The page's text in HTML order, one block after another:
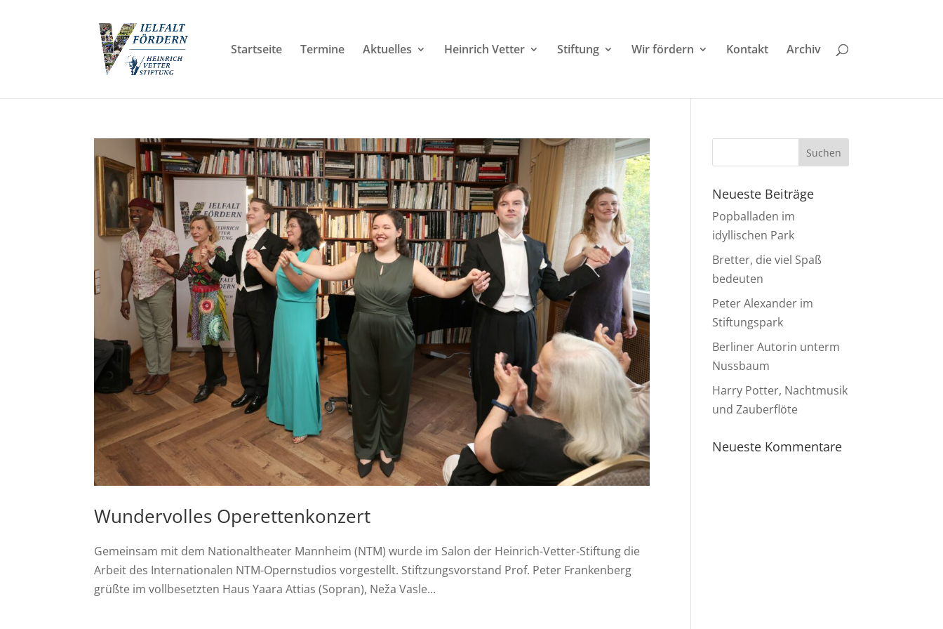
Startseite Termine Aktuelles Heinrich Vetter Stiftung Wir fördern Kontakt Archiv
Wundervolles Operettenkonzert
Gemeinsam mit dem Nationaltheater Mannheim (NTM) wurde im Salon der Heinrich-Vetter-Stiftung die
Arbeit des Internationalen NTM-Opernstudios vorgestellt. Stiftzungsvorstand Prof. Peter Frankenberg
grüßte im vollbesetzten Haus Yaara Attias (Sopran), Neža Vasle...
Neueste Beiträge
Popballaden im
idyllischen Park
Bretter, die viel Spaß
bedeuten
Peter Alexander im
Stiftungspark
Berliner Autorin unterm
Nussbaum
Harry Potter, Nachtmusik
und Zauberflöte
Neueste Kommentare